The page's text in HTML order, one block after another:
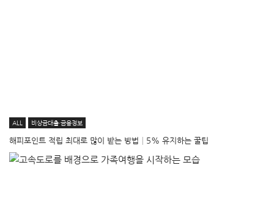
ALL 비상금대출·금융정보
해피포인트 적립 최대로 많이 받는 방법│5% 유지하는 꿀팁